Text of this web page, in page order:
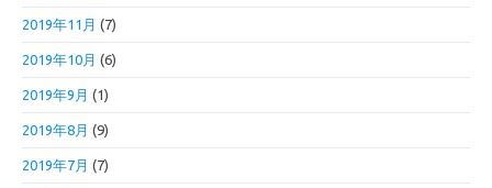
2019年11月 (7)
2019年10月 (6)
2019年9月 (1)
2019年8月 (9)
2019年7月 (7)